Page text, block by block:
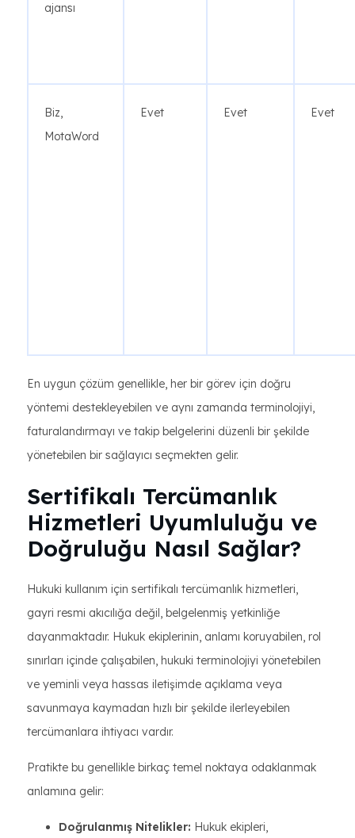
ajansı
Biz,
MotaWord
Evet Evet Evet
En uygun çözüm genellikle, her bir görev için doğru
yöntemi destekleyebilen ve aynı zamanda terminolojiyi,
faturalandırmayı ve takip belgelerini düzenli bir şekilde
yönetebilen bir sağlayıcı seçmekten gelir.
Sertifikalı Tercümanlık
Hizmetleri Uyumluluğu ve
Doğruluğu Nasıl Sağlar?
Hukuki kullanım için sertifikalı tercümanlık hizmetleri,
gayri resmi akıcılığa değil, belgelenmiş yetkinliğe
dayanmaktadır. Hukuk ekiplerinin, anlamı koruyabilen, rol
sınırları içinde çalışabilen, hukuki terminolojiyi yönetebilen
ve yeminli veya hassas iletişimde açıklama veya
savunmaya kaymadan hızlı bir şekilde ilerleyebilen
tercümanlara ihtiyacı vardır.
Pratikte bu genellikle birkaç temel noktaya odaklanmak
anlamına gelir:
Doğrulanmış Nitelikler: Hukuk ekipleri,